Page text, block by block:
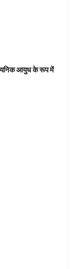
आयुध के रूप में